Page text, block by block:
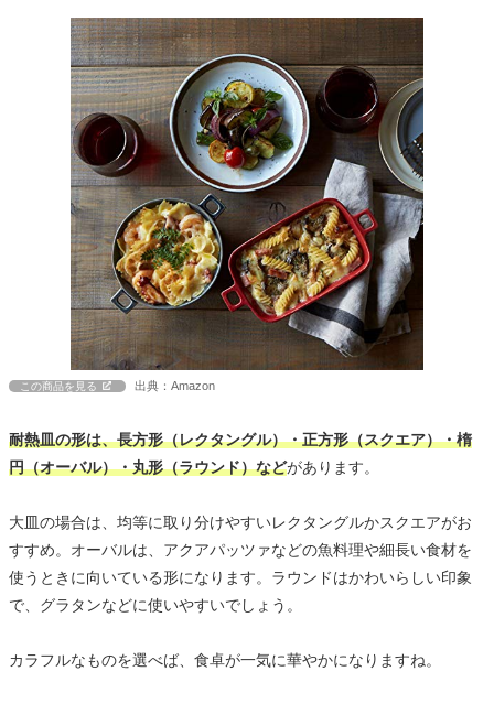
この商品を見る 出典：Amazon
耐熱皿の形は、長方形（レクタングル）・正方形（スクエア）・楕
円（オーバル）・丸形（ラウンド）などがあります。
大皿の場合は、均等に取り分けやすいレクタングルかスクエアがお
すすめ。オーバルは、アクアパッツァなどの魚料理や細長い食材を
使うときに向いている形になります。ラウンドはかわいらしい印象
で、グラタンなどに使いやすいでしょう。
カラフルなものを選べば、食卓が一気に華やかになりますね。